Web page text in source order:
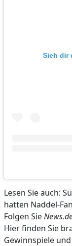
Sieh dir
Lesen Sie auch:
hatten Naddel-
Folgen Sie
Hier finden Sie
Gewinnspiele